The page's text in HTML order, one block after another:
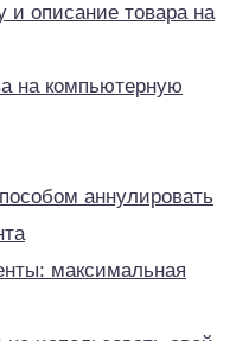
и описание товара на
на компьютерную
аннулировать
максимальная